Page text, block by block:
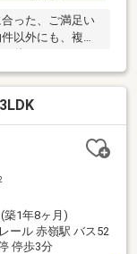
った、ご満足い
以外にも、複数
築1年8ヶ月)
ール 赤嶺駅 バス52
停歩3分